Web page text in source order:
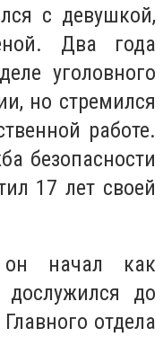
с девушкой,
Два года
уголовного
но стремился
работе.
безопасности
17 лет своей
начал как
до
отдела